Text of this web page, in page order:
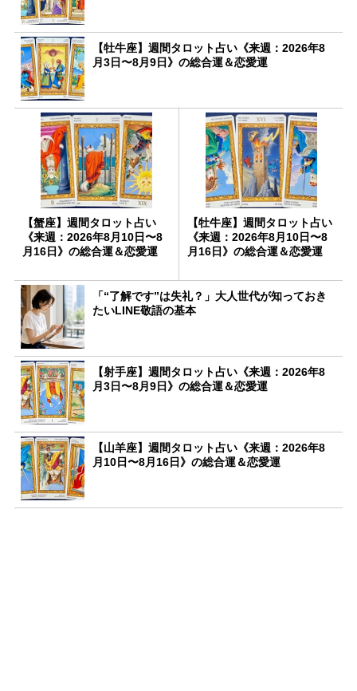
【牡牛座】週間タロット占い《来週：2026年8
月3日〜8月9日》の総合運＆恋愛運
【蟹座】週間タロット占い
《来週：2026年8月10日〜8
月16日》の総合運＆恋愛運
【牡牛座】週間タロット占い
《来週：2026年8月10日〜8
月16日》の総合運＆恋愛運
「“了解です”は失礼？」大人世代が知っておき
たいLINE敬語の基本
【射手座】週間タロット占い《来週：2026年8
月3日〜8月9日》の総合運＆恋愛運
【山羊座】週間タロット占い《来週：2026年8
月10日〜8月16日》の総合運＆恋愛運